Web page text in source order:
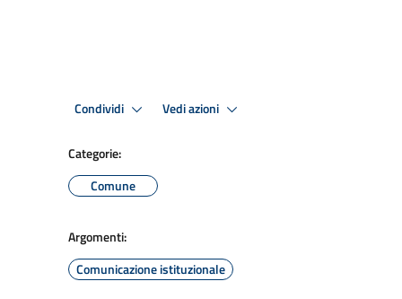
Condividi Vedi azioni
Categorie:
Comune
Argomenti:
Comunicazione istituzionale